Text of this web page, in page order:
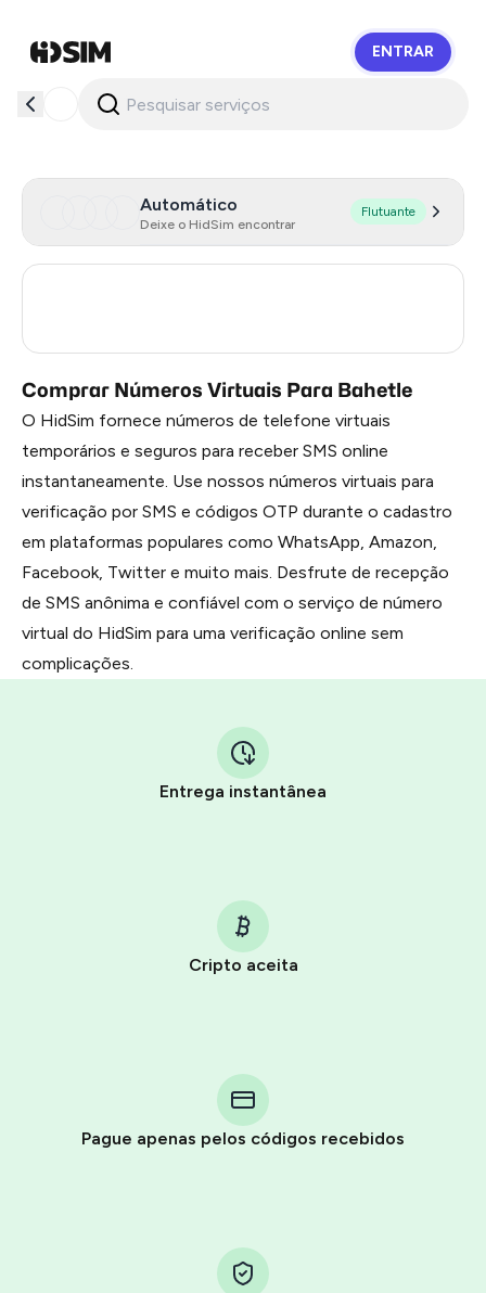
ENTRAR
Automático
Deixe o HidSim encontrar
Flutuante
Comprar Números Virtuais Para Bahetle
O HidSim fornece números de telefone virtuais
temporários e seguros para receber SMS online
instantaneamente. Use nossos números virtuais para
verificação por SMS e códigos OTP durante o cadastro
em plataformas populares como WhatsApp, Amazon,
Facebook, Twitter e muito mais. Desfrute de recepção
de SMS anônima e confiável com o serviço de número
virtual do HidSim para uma verificação online sem
complicações.
Entrega instantânea
Cripto aceita
Pague apenas pelos códigos recebidos
You purchase Stars via the official@PremiumBot in